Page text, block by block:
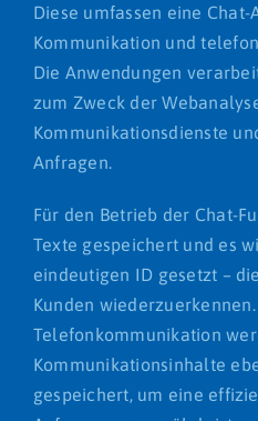
Diese umfassen eine Chat-
Kommunikation und
Die Anwendungen
zum Zweck der
Kommunikationsdienste
Anfragen.
Für den Betrieb der Chat-
Texte gespeichert und es
eindeutigen ID gesetzt –
Kunden
Telefonkommunikation
Kommunikationsinhalte
gespeichert, um eine